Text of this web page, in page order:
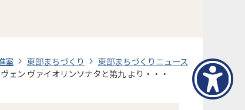
室 東部まちづくり
東部まちづくりニュース
ェン ヴァイオリンソナタと第九 より・・・